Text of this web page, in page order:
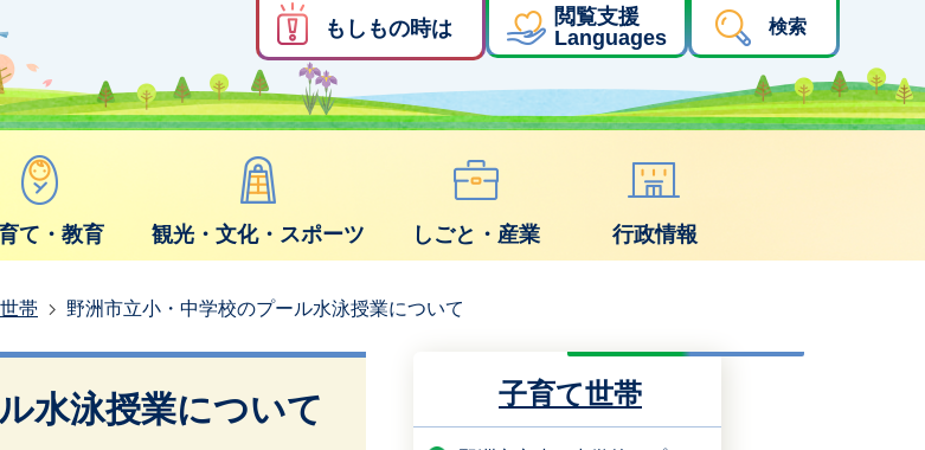
もしもの時は
閲覧支援
Languages
検索
て・教育 観光・文化・スポーツ しごと・産業 行政情報
帯 野洲市立小・中学校のプール水泳授業について
水泳授業について 子育て世帯